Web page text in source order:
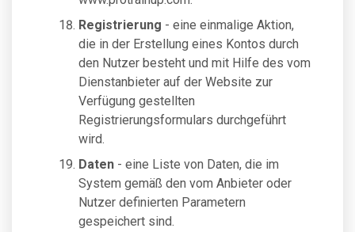
Registrierung - eine einmalige Aktion,
die in der Erstellung eines Kontos durch
den Nutzer besteht und mit Hilfe des vom
Dienstanbieter auf der Website zur
Verfügung gestellten
Registrierungsformulars durchgeführt
wird.
Daten - eine Liste von Daten, die im
System gemäß den vom Anbieter oder
Nutzer definierten Parametern
gespeichert sind.